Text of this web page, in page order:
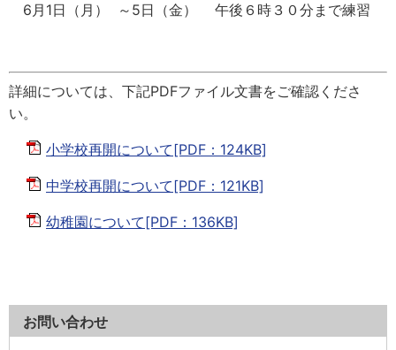
6月1日（月） ～5日（金） 午後６時３０分まで練習
詳細については、下記PDFファイル文書をご確認くださ
い。
小学校再開について[PDF：124KB]
中学校再開について[PDF：121KB]
幼稚園について[PDF：136KB]
お問い合わせ